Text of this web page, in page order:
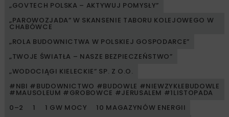
„GOVTECH POLSKA – AKTYWUJ POMYSŁY”
„PAROWOZJADA” W SKANSENIE TABORU KOLEJOWEGO W
CHABÓWCE
„ROLA BUDOWNICTWA W POLSKIEJ GOSPODARCE”
„TWOJE ŚWIATŁA – NASZE BEZPIECZEŃSTWO”
„WODOCIĄGI KIELECKIE” SP. Z O.O.
#NBI #BUDOWNICTWO #BUDOWLE #NIEWZYKŁEBUDOWLE
#MAUSOLEUM #GROBOWCE #JERUSALEM #1LISTOPADA
0–2
1 1 GW MOCY
10 MAGAZYNÓW ENERGII